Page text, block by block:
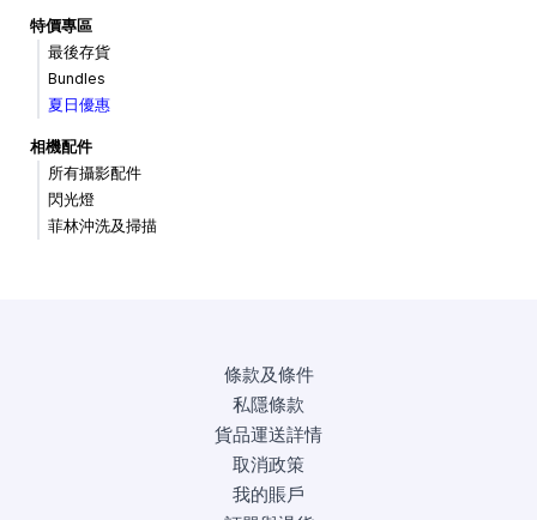
特價專區
最後存貨
Bundles
夏日優惠
相機配件
所有攝影配件
閃光燈
菲林沖洗及掃描
條款及條件
私隱條款
貨品運送詳情
取消政策
我的賬戶